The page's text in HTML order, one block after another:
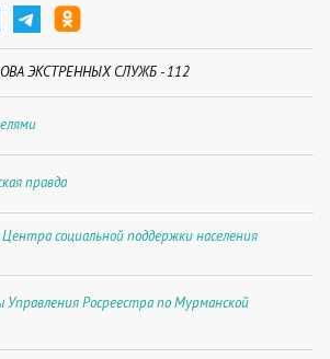
ЭКСТРЕННЫХ СЛУЖБ - 112
правда
социальной поддержки населения
Управления Росреестра по Мурманской